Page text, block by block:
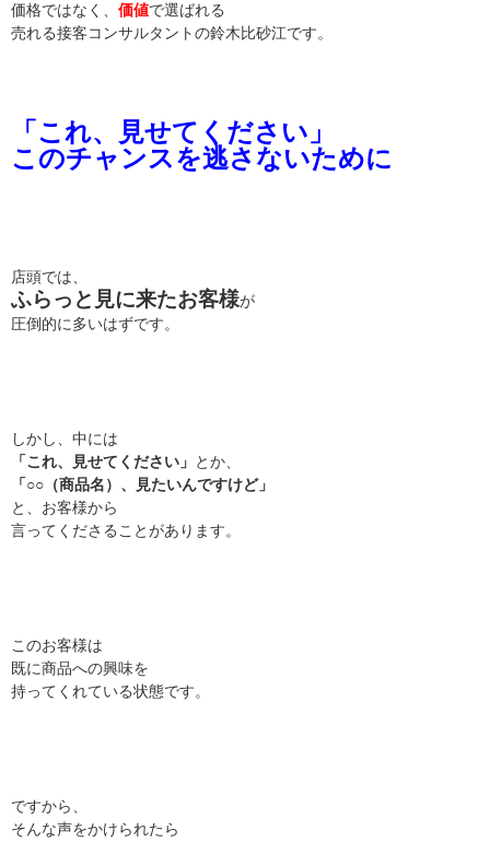
価格ではなく、 価値で選ばれる
売れる接客コンサルタントの鈴木比砂江です。
「これ、見せてください」
このチャンスを逃さないために
店頭では、
ふらっと見に来たお客様が
圧倒的に多いはずです。
しかし、中には
「これ、見せてください」 とか、
「○○（商品名）、見たいんですけど」
と、お客様から
言ってくださることがあります。
このお客様は
既に商品への興味を
持ってくれている状態です。
ですから、
そんな声をかけられたら